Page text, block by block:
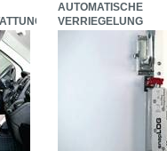
AUTOMATISCHE
VERRIEGELUNG